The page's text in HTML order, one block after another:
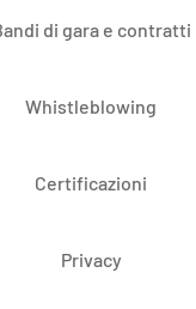
di gara e contratti
Whistleblowing
Certificazioni
Privacy